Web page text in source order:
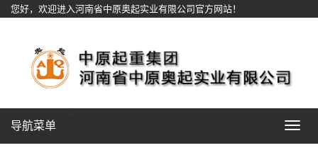
您好，欢迎进入河南省中原奥起实业有限公司官方网站！
Toggle
导航菜单